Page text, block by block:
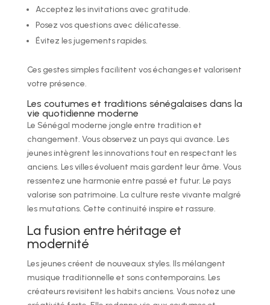
Acceptez les invitations avec gratitude.
Posez vos questions avec délicatesse.
Évitez les jugements rapides.
Ces gestes simples facilitent vos échanges et valorisent
votre présence.
Les coutumes et traditions sénégalaises dans la
vie quotidienne moderne
Le Sénégal moderne jongle entre tradition et
changement. Vous observez un pays qui avance. Les
jeunes intègrent les innovations tout en respectant les
anciens. Les villes évoluent mais gardent leur âme. Vous
ressentez une harmonie entre passé et futur. Le pays
valorise son patrimoine. La culture reste vivante malgré
les mutations. Cette continuité inspire et rassure.
La fusion entre héritage et
modernité
Les jeunes créent de nouveaux styles. Ils mélangent
musique traditionnelle et sons contemporains. Les
créateurs revisitent les habits anciens. Vous notez une